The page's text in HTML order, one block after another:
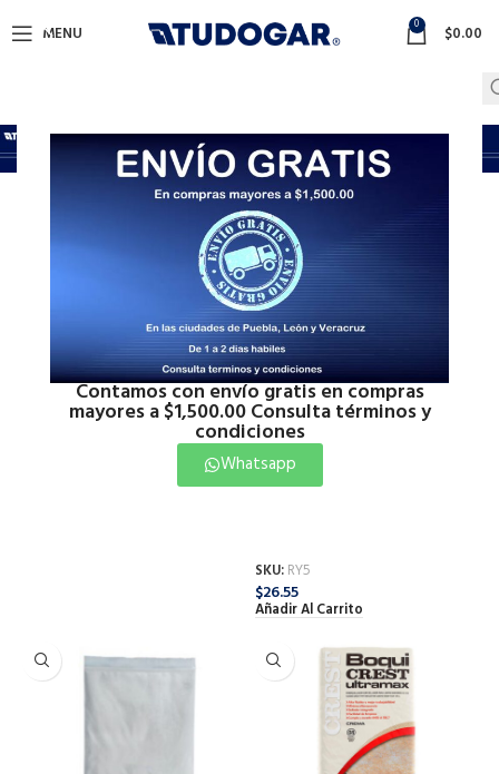
Contamos con envío gratis en compras
mayores a $1,500.00 Consulta términos y
condiciones
Whatsapp
MENU 0 $0.00
Construccion
Construccion
Mostrando 1–12 de 26 resultados
Show sidebar
ADHESIVO CREST BLANCO
promocion-puebla
SKU: RY5
$26.55
Añadir Al Carrito